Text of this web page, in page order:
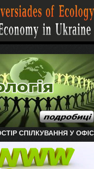
СПІЛКУВАННЯ У